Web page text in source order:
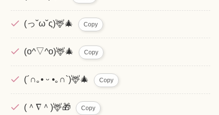
(っ˘ω˘ς)🦌🎄 Copy
(o^▽^o)🦌🎄 Copy
(´∩｡• ᵕ •｡∩`)🦌🎄 Copy
(＾∇＾)🦌🎁 Copy